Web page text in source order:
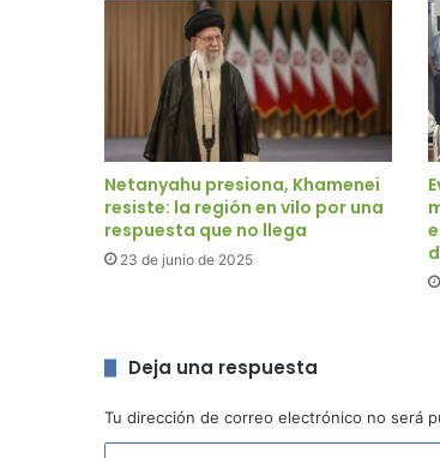
Netanyahu presiona, Khamenei
resiste: la región en vilo por una
respuesta que no llega
23 de junio de 2025
Deja una respuesta
Tu dirección de correo electrónico no será